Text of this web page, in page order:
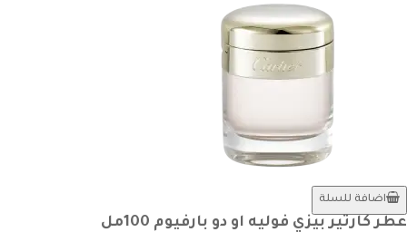
اضافة للسلة
عطر كارتير بيزي فوليه او دو بارفيوم 100مل